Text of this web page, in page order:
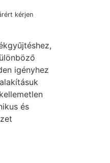
kérjen
igényhez
és